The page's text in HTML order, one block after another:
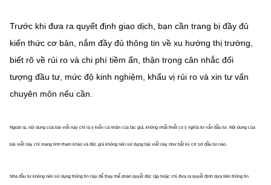
Trước khi đưa ra quyết định giao dịch, bạn cần trang bị đầy đủ
kiến thức cơ bản, nắm đầy đủ thông tin về xu hướng thị trường,
biết rõ về rủi ro và chi phí tiềm ẩn, thận trọng cân nhắc đối
tượng đầu tư, mức độ kinh nghiệm, khẩu vị rủi ro và xin tư vấn
chuyên môn nếu cần.
Ngoài ra, nội dung của bài viết này chỉ là ý kiến cá nhân của tác giả, không nhất thiết có ý nghĩa tư vấn đầu tư. Nội dung của
bài viết này chỉ mang tính tham khảo và độc giả không nên sử dụng bài viết này như bất kỳ cơ sở đầu tư nào.
Nhà đầu tư không nên sử dụng thông tin này để thay thế phán quyết độc lập hoặc chỉ đưa ra quyết định dựa trên thông tin